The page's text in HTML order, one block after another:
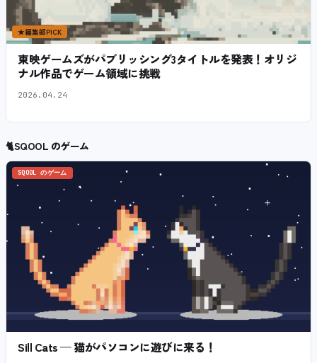
★編集部PICK
東映ゲームズがパブリッシング3タイトルを発表！オリジ
ナル作品でゲーム領域に挑戦
2026.04.24
🐈SQOOL のゲーム
SQOOL のゲーム
Sill Cats — 猫がパソコンに遊びに来る！